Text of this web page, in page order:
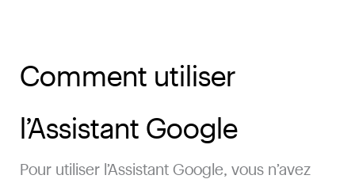
Comment utiliser
l’Assistant Google
Pour utiliser l’Assistant Google, vous n’avez